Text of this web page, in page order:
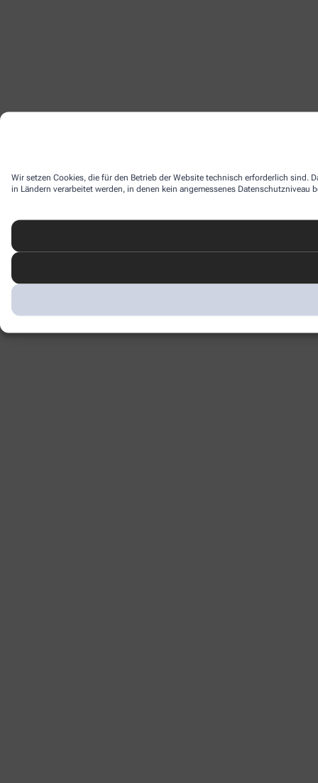
Wir setzen Cookies, die für den Betrieb der Website technisch erforderlich sind.
in Ländern verarbeitet werden, in denen kein angemessenes